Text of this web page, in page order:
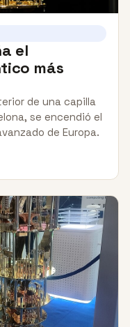
el
más
de una capilla
se encendió el
de Europa.